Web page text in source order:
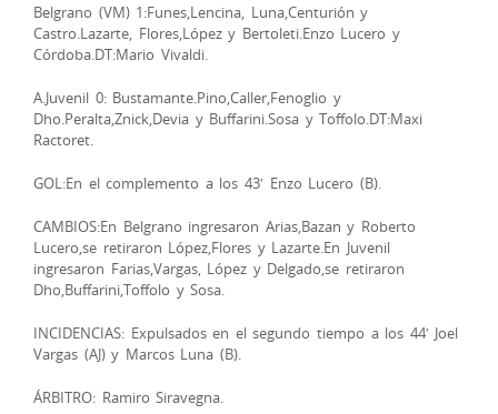
Belgrano (VM) 1:Funes,Lencina, Luna,Centurión y
Castro.Lazarte, Flores,López y Bertoleti.Enzo Lucero y
Córdoba.DT:Mario Vivaldi.
A.Juvenil 0: Bustamante.Pino,Caller,Fenoglio y
Dho.Peralta,Znick,Devia y Buffarini.Sosa y Toffolo.DT:Maxi
Ractoret.
GOL:En el complemento a los 43′ Enzo Lucero (B).
CAMBIOS:En Belgrano ingresaron Arias,Bazan y Roberto
Lucero,se retiraron López,Flores y Lazarte.En Juvenil
ingresaron Farias,Vargas, López y Delgado,se retiraron
Dho,Buffarini,Toffolo y Sosa.
INCIDENCIAS: Expulsados en el segundo tiempo a los 44′ Joel
Vargas (AJ) y Marcos Luna (B).
ÁRBITRO: Ramiro Siravegna.